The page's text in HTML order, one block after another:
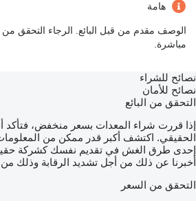
هامة
الوصف مقدم من قبل البائع. الرجاء التحقق من
مباشرة.
نصائح للشراء
نصائح للأمان
التحقق من البائع
إذا قررت شراء المعدات بسعر منخفض، فتأكد
الحقيقي. اكتشف أكبر قدر ممكن من
إحدى طرق الغش في تقديم نفسك كشركة
أخبرنا عن ذلك من أجل تشديد الرقابة وذلك من
التحقق من السعر